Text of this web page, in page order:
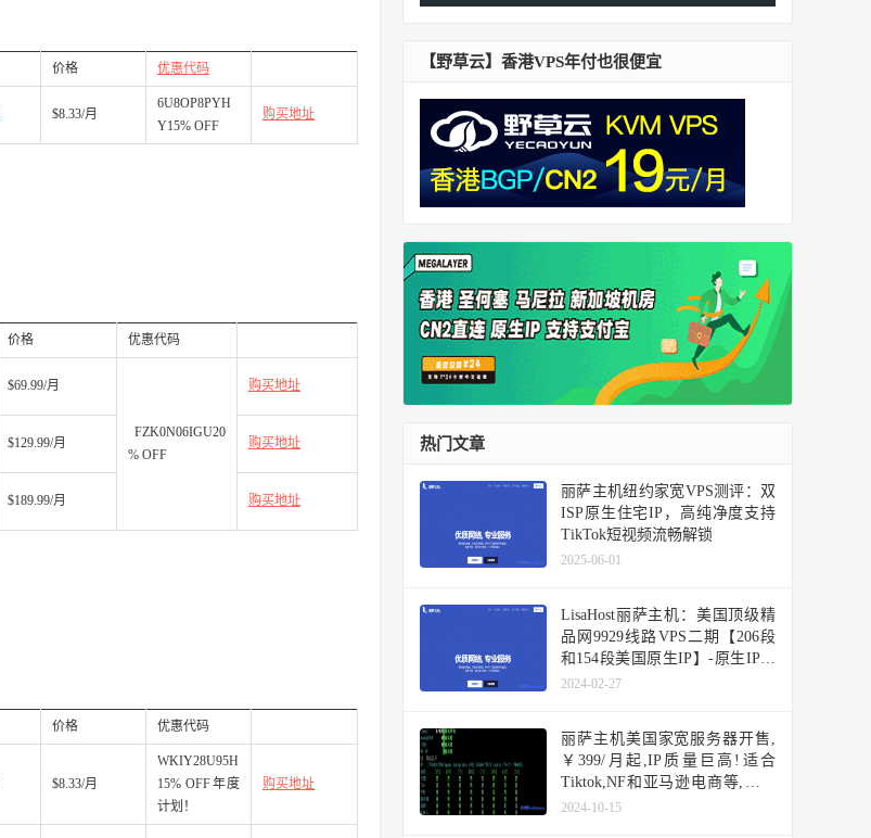
价格 优惠代码
$8.33/月
6U8OP8PYH
Y15% OFF
购买地址
价格 优惠代码
$69.99/月
FZK0N06IGU20
% OFF
购买地址
$129.99/月 购买地址
$189.99/月 购买地址
价格 优惠代码
$8.33/月
WKIY28U95H
15% OFF年度
计划！
购买地址
【野草云】香港VPS年付也很便宜
热门文章
丽萨主机纽约家宽VPS测评：双
ISP原生住宅IP，高纯净度支持
TikTok短视频流畅解锁
2025-06-01
LisaHost丽萨主机：美国顶级精
品网9929线路VPS二期【206段
和154段美国原生IP】-原生IP季
付9折更优惠
2024-02-27
丽萨主机美国家宽服务器开售,
￥399/月起,IP质量巨高!适合
Tiktok,NF和亚马逊电商等,支持
Windows
2024-10-15